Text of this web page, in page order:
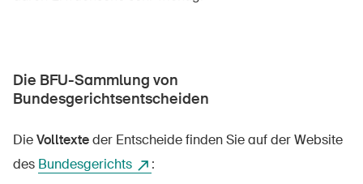
Die BFU-Sammlung von
Bundesgerichtsentscheiden
DieVolltexteder Entscheide finden Sie auf der Website
des Bundesgerichts :